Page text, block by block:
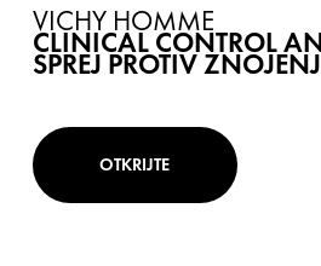
VICHY HOMME
CLINICAL CONTROL
SPREJ PROTIV
OTKRIJTE